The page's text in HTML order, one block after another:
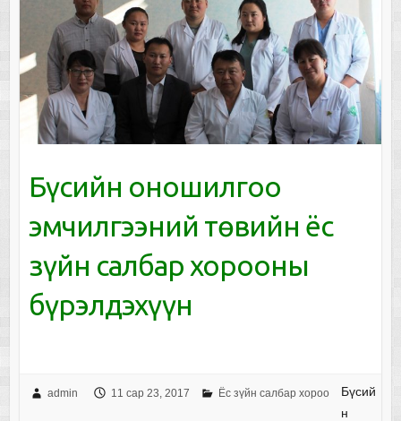
Бүсийн оношилгоо
эмчилгээний төвийн ёс
зүйн салбар хорооны
бүрэлдэхүүн
admin 11 сар 23, 2017 Ёс зүйн салбар хороо
Бүсий
н